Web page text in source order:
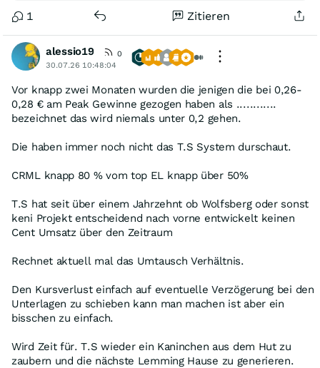
1 Zitieren
alessio19
0
30.07.26 10:48:04
Vor knapp zwei Monaten wurden die jenigen die bei 0,26-
0,28 € am Peak Gewinne gezogen haben als ............
bezeichnet das wird niemals unter 0,2 gehen.
Die haben immer noch nicht das T.S System durschaut.
CRML knapp 80 % vom top EL knapp über 50%
T.S hat seit über einem Jahrzehnt ob Wolfsberg oder sonst
keni Projekt entscheidend nach vorne entwickelt keinen
Cent Umsatz über den Zeitraum
Rechnet aktuell mal das Umtausch Verhältnis.
Den Kursverlust einfach auf eventuelle Verzögerung bei den
Unterlagen zu schieben kann man machen ist aber ein
bisschen zu einfach.
Wird Zeit für. T.S wieder ein Kaninchen aus dem Hut zu
zaubern und die nächste Lemming Hause zu generieren.